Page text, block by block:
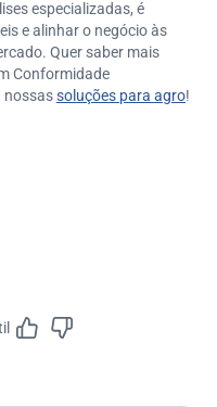
especializadas, é
e alinhar o negócio às
Quer saber mais
Conformidade
nossassoluções para agro!